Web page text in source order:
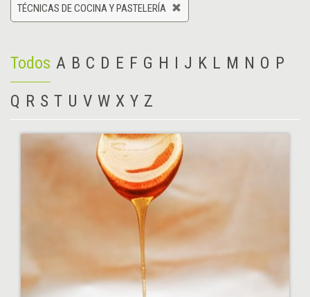
TÉCNICAS DE COCINA Y PASTELERÍA
Todos A B C D E F G H I J K L M N O P
Q R S T U V W X Y Z